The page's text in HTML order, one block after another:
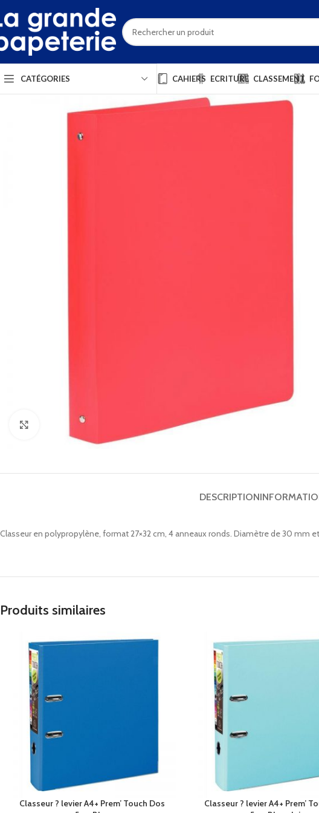
CATÉGORIES CAHIERS ECRITURE CLASSEMENT
Cliquez pour agrandir
DESCRIPTION
Classeur en polypropylène, format 27×32 cm, 4 anneaux ronds. Diamètre de 30 mm
Produits similaires
Classeur ? levier A4+ Prem’ Touch Dos
Classeur ? levier A4+ Prem’